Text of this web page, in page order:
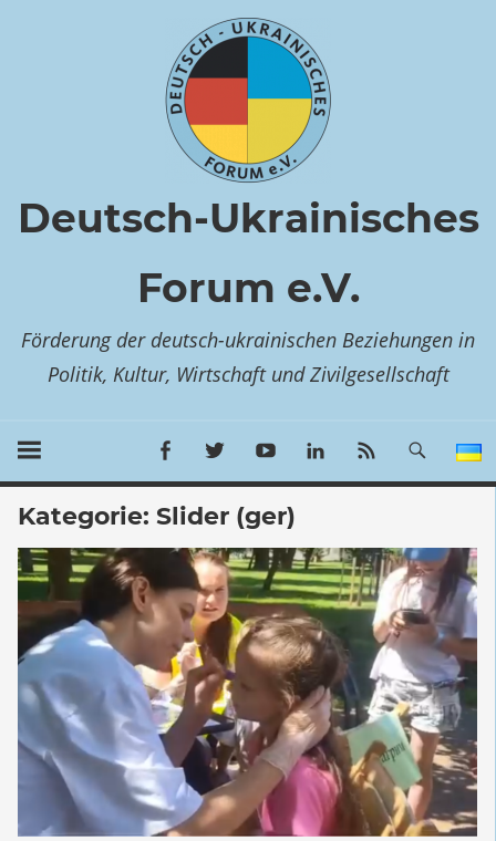
Deutsch-Ukrainisches
Forum e.V.
Förderung der deutsch-ukrainischen Beziehungen in
Politik, Kultur, Wirtschaft und Zivilgesellschaft
Kategorie: Slider (ger)